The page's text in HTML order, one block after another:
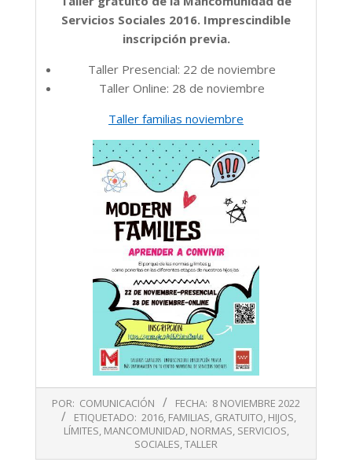
Servicios Sociales 2016. Imprescindible
inscripción previa.
Taller Presencial: 22 de noviembre
Taller Online: 28 de noviembre
Taller familias noviembre
11-
POR: COMUNICACIÓN FECHA: 8 NOVIEMBRE 2022
ETIQUETADO: 2016, FAMILIAS, GRATUITO, HIJOS,
LÍMITES, MANCOMUNIDAD, NORMAS, SERVICIOS,
SOCIALES,TALLER